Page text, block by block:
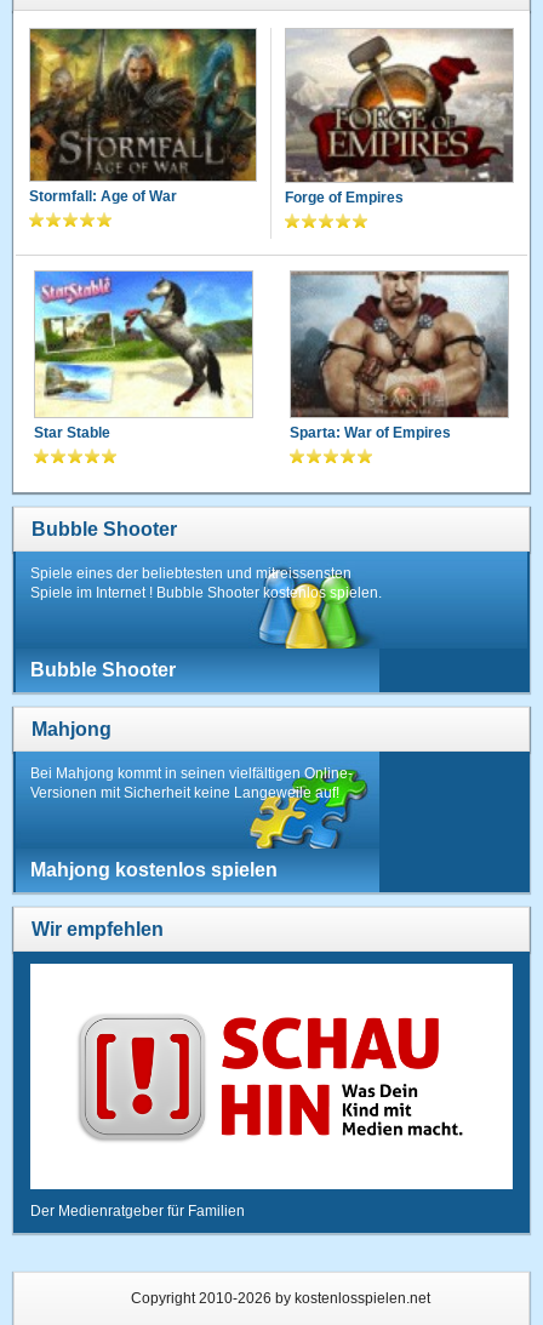
Stormfall: Age of War Forge of Empires
Star Stable Sparta: War of Empires
Bubble Shooter
Spiele eines der beliebtesten und mitreissensten
Spiele im Internet ! Bubble Shooter kostenlos spielen.
Bubble Shooter
Mahjong
Bei Mahjong kommt in seinen vielfältigen Online-
Versionen mit Sicherheit keine Langeweile auf!
Mahjong kostenlos spielen
Wir empfehlen
Der Medienratgeber für Familien
Copyright 2010-2026 by kostenlosspielen.net